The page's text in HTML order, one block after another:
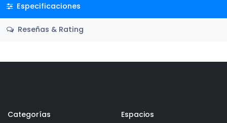
Especificaciones
Reseñas & Rating
Categorías Espacios